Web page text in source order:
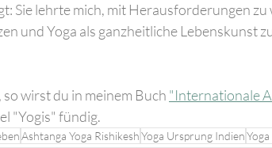
Sie lehrte mich, mit Herausforderungen zu
und Yoga als ganzheitliche Lebenskunst
wirst du in meinem Buch "Internationale
"Yogis" fündig.
Ashtanga Yoga RishikeshYoga Ursprung Indien